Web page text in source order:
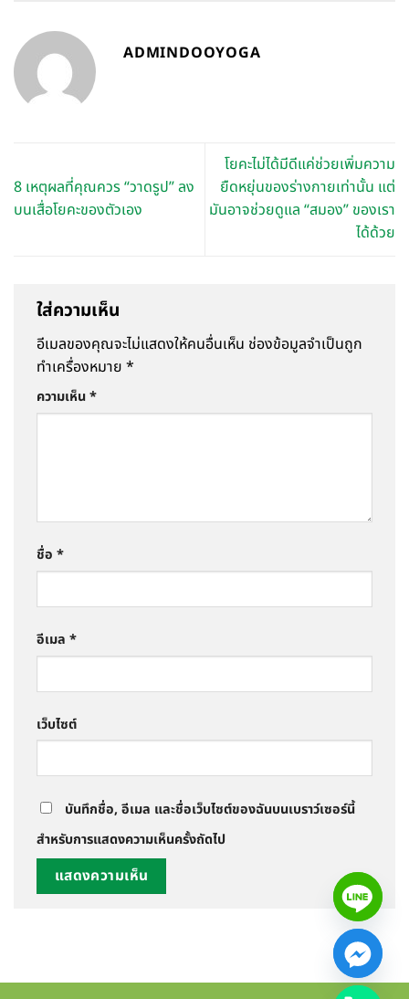
ADMINDOOYOGA
8 เหตุผลที่คุณควร “วาดรูป” ลง
บนเสื่อโยคะของตัวเอง
โยคะไม่ได้มีดีแค่ช่วยเพิ่มความ
ยืดหยุ่นของร่างกายเท่านั้น แต่
มันอาจช่วยดูแล “สมอง” ของเรา
ได้ด้วย
ใส่ความเห็น
อีเมลของคุณจะไม่แสดงให้คนอื่นเห็น ช่องข้อมูลจำเป็นถูก
ทำเครื่องหมาย *
ความเห็น*
ชื่อ *
อีเมล *
เว็บไซต์
บันทึกชื่อ, อีเมล และชื่อเว็บไซต์ของฉันบนเบราว์เซอร์นี้
สำหรับการแสดงความเห็นครั้งถัดไป